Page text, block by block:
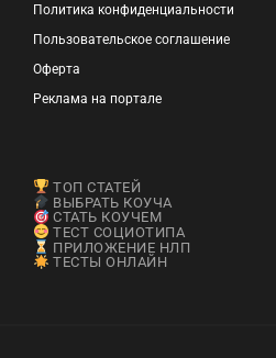
Политика конфиденциальности
Пользовательское соглашение
Оферта
Реклама на портале
ТОП СТАТЕЙ
ВЫБРАТЬ КОУЧА
СТАТЬ КОУЧЕМ
ТЕСТ СОЦИОТИПА
ПРИЛОЖЕНИЕ НЛП
ТЕСТЫ ОНЛАЙН